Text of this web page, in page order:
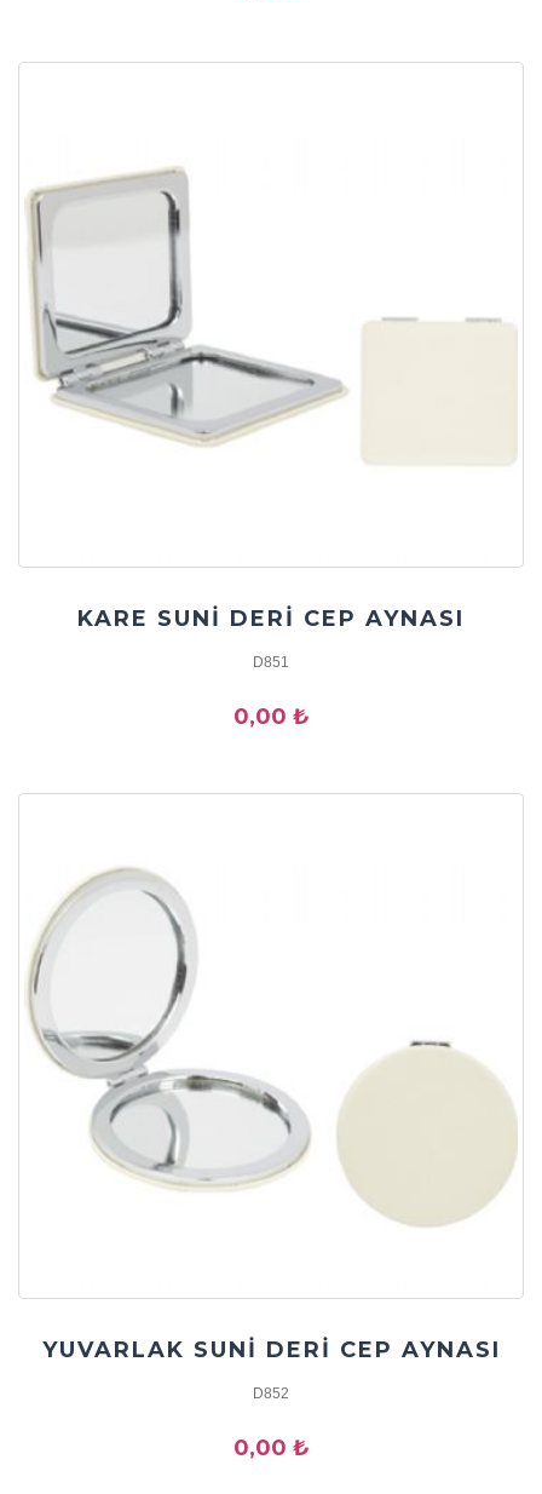
KARE SUNİ DERİ CEP AYNASI
D851
0,00 ₺
YUVARLAK SUNİ DERİ CEP AYNASI
D852
0,00 ₺